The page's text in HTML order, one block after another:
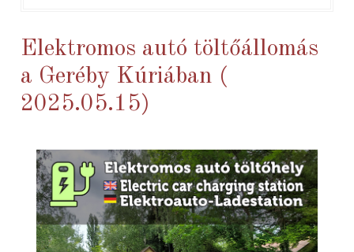
Elektromos autó töltőállomás
a Geréby Kúriában (
2025.05.15)